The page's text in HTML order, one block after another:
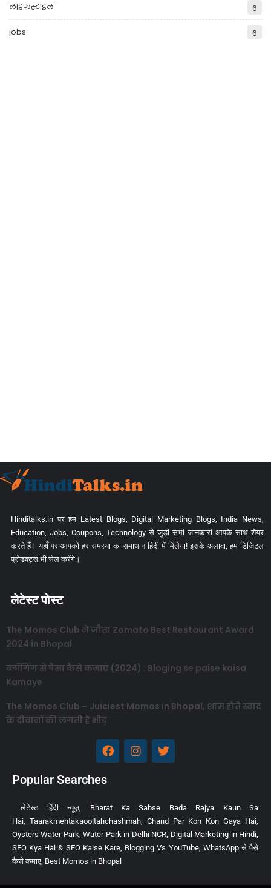
लाइफस्टाइल 6
jobs 6
Hinditalks.in पर हम Latest Blogs, Digital Marketing Blogs, India News,
Education, Jobs, Coupons, Technology से जुड़ी सभी जानकारी आपके साथ शेयर
करते हैं। यहाँ पर आपको हर समस्या का समाधान हिंदी में मिलेगा! इसके अलावा, हम डिजिटल
प्रोडक्ट्स भी सेल करेंगे।
लेटेस्ट पोस्ट
The Momos Club ने जीता Zomato Best Restaurant Award
2024 in Bhopal
ब्लॉगिंग से पैसा कैसे कमाएं (2024) : Bloging se paise kaisa
Kamaye
The Momos Club – Juiciest Momos in Bhopal, शाम होते स्वाद
के दीवानों की लगती है भीड़
Popular Searches
लेटेस्ट हिंदी न्यूज़, Bharat Ka Sabse Bada Rajya Kaun Sa
Hai
Taarakmehtakaooltahchashmah, Chand Par Kon Kon Gaya Hai
Oysters Water Park ,Water Park in Delhi NCR Digital Marketing in Hindi
SEO Kya Hai & SEO Kaise Kare Blogging Vs YouTube, WhatsApp से पैसे
कैसे कमाए Best Momos in Bhopal